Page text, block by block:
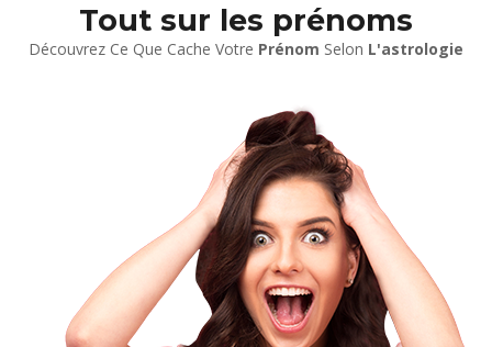
Tout sur les prénoms
Découvrez Ce Que Cache Votre Prénom Selon L'astrologie